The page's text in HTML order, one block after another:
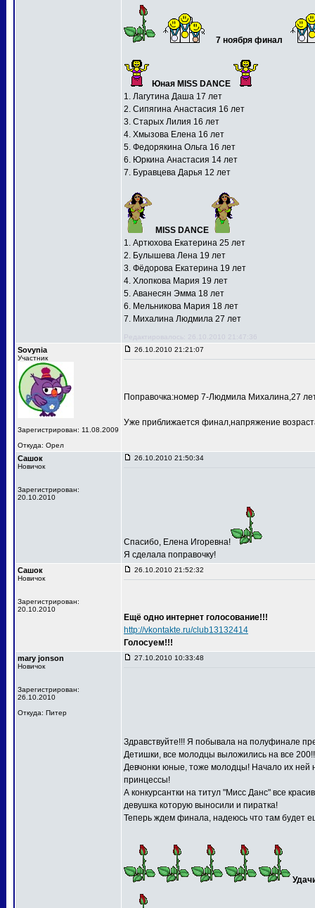
7 ноября финал
Юная MISS DANCE
1. Лагутина Даша 17 лет
2. Сипягина Анастасия 16 лет
3. Старых Лилия 16 лет
4. Хмызова Елена 16 лет
5. Федорякина Ольга 16 лет
6. Юркина Анастасия 14 лет
7. Буравцева Дарья 12 лет
MISS DANCE
1. Артюхова Екатерина 25 лет
2. Булышева Лена 19 лет
3. Фёдорова Екатерина 19 лет
4. Хлопкова Мария 19 лет
5. Аванесян Эмма 18 лет
6. Мельникова Мария 18 лет
7. Михалина Людмила 27 лет
Редактировалось: 26.10.2010 21:47:36
Sovynia
Участник
Зарегистрирован: 11.08.2009
Откуда: Орел
26.10.2010 21:21:07
Поправочка:номер 7-Людмила Михалина,27
Уже приближается финал,напряжение
Сашок
Новичок
Зарегистрирован:
20.10.2010
26.10.2010 21:50:34
Спасибо, Елена Игоревна!
Я сделала поправочку!
Сашок
Новичок
Зарегистрирован:
20.10.2010
26.10.2010 21:52:32
Ещё одно интернет голосование!!!
http://vkontakte.ru/club13132414
Голосуем!!!
mary jonson
Новичок
Зарегистрирован:
26.10.2010
Откуда: Питер
27.10.2010 10:33:48
Здравствуйте!!! Я побывала на полуфинале
Детишки, все молодцы выложились на все
Девчонки юные, тоже молодцы! Начало их ней
принцессы!
А конкурсантки на титул "Мисс Данс" все
девушка которую выносили и пиратка!
Теперь ждем финала, надеюсь что там будет